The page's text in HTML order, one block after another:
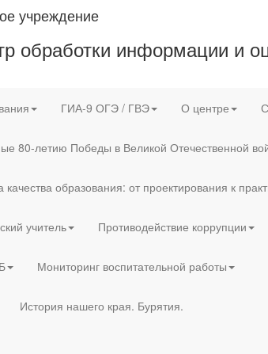
учреждение
обработки информации и
ГИА-9 ОГЭ / ГВЭ О центре
80-летию Победы в Великой Отечественной
образования: от проектирования к
учитель Противодействие коррупции
Мониторинг воспитательной работы
История нашего края. Бурятия.